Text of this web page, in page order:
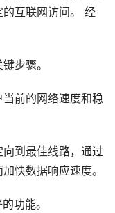
互联网访问。 经
步骤。
前的网络速度和稳
到最佳线路，通过
快数据响应速度。
功能。